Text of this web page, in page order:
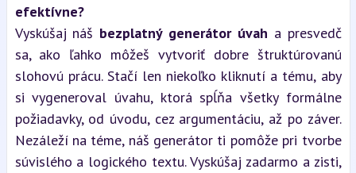
efektívne?
Vyskúšaj náš bezplatný generátor úvah a presvedč
sa, ako ľahko môžeš vytvoriť dobre štruktúrovanú
slohovú prácu. Stačí len niekoľko kliknutí a tému, aby
si vygeneroval úvahu, ktorá spĺňa všetky formálne
požiadavky, od úvodu, cez argumentáciu, až po záver.
Nezáleží na téme, náš generátor ti pomôže pri tvorbe
súvislého a logického textu. Vyskúšaj zadarmo a zisti,